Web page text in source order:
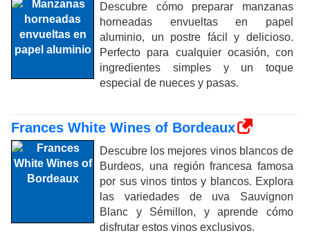
Descubre cómo preparar manzanas
horneadas envueltas en papel
aluminio, un postre fácil y delicioso.
Perfecto para cualquier ocasión, con
ingredientes simples y un toque
especial de nueces y pasas.
Frances White Wines of Bordeaux
Descubre los mejores vinos blancos de
Burdeos, una región francesa famosa
por sus vinos tintos y blancos. Explora
las variedades de uva Sauvignon
Blanc y Sémillon, y aprende cómo
disfrutar estos vinos exclusivos.